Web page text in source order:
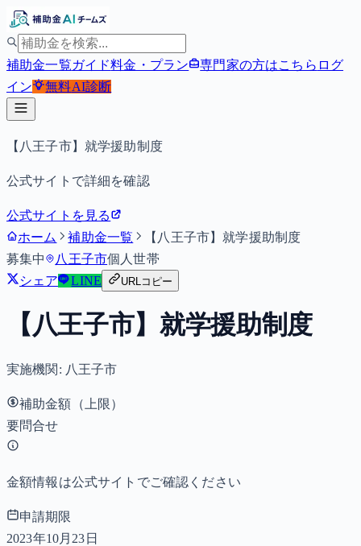
補助金一覧ガイド料金・プラン 専門家の方はこちら ログ
イン
無料AI診断
【八王子市】就学援助制度
公式サイトで詳細を確認
公式サイトを見る
ホーム
補助金一覧
【八王子市】就学援助制度
募集中
八王子市個人世帯
シェア
LINE URLコピー
【八王子市】就学援助制度
実施機関: 八王子市
補助金額（上限）
要問合せ
金額情報は公式サイトでご確認ください
申請期限
2023年10月23日